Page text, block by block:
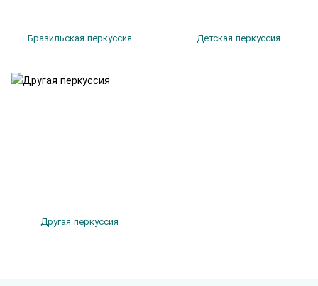
Бразильская перкуссия Детская перкуссия
Другая перкуссия